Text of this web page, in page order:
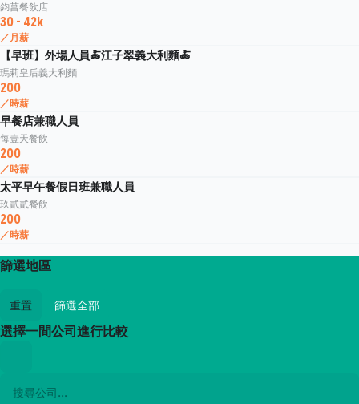
鈞菖餐飲店
30 - 42k
／月薪
【早班】外場人員🍝江子翠義大利麵🍝
瑪莉皇后義大利麵
200
／時薪
早餐店兼職人員
每壹天餐飲
200
／時薪
太平早午餐假日班兼職人員
玖貳貳餐飲
200
／時薪
篩選地區
重置 篩選全部
選擇一間公司進行比較